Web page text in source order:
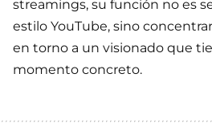
streamings, su función no es
estilo YouTube, sino
en torno a un visionado que
momento concreto.